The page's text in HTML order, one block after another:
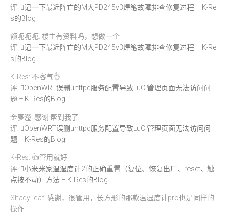
评:
记一下最近阵亡的M大PD245v3焊笔故障排查修复过程 – K-Re
s的Blog
额呃呃呃: 楼主有资料吗，想做一个
评:
记一下最近阵亡的M大PD245v3焊笔故障排查修复过程 – K-Re
s的Blog
K-Res: 不客气👌
评:
OpenWRT误删uhttpd服务配置导致LuCI管理页面无法访问问
题 – K-Res的Blog
金夢瀅: 感谢 帮到我了
评:
OpenWRT误删uhttpd服务配置导致LuCI管理页面无法访问问
题 – K-Res的Blog
K-Res: 👍管用就好
评:
小米米家温湿度计2的正确重置（复位、恢复出厂、reset、触
点按不动）方法 – K-Res的Blog
ShadyLeaf: 感谢，很管用，长方形的那款温湿度计pro也是同样的
操作